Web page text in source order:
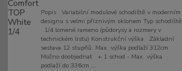
Popis Variabilní modulové schodiště v moderním
designu s velmi příznivým sklonem Typ schodiště
1/4 lomené rameno (půdorysy a rozmery v
technickém listu) Konstrukční výška Základní
sestava 12 stupňů. Max. výška podlaží 312cm
Možno doobjednat + 1 schod - Max. výška
podlaží do 336cm ...